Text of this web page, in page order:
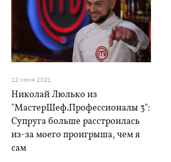
12 июня 2021
Николай Люлько из
"МастерШеф.Профессионалы 3":
Супруга больше расстроилась
из-за моего проигрыша, чем я
сам